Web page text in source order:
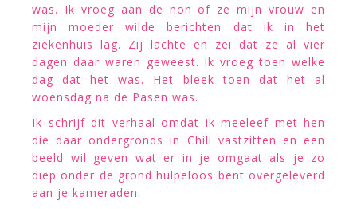
was. Ik vroeg aan de non of ze mijn vrouw en
mijn moeder wilde berichten dat ik in het
ziekenhuis lag. Zij lachte en zei dat ze al vier
dagen daar waren geweest. Ik vroeg toen welke
dag dat het was. Het bleek toen dat het al
woensdag na de Pasen was.
Ik schrijf dit verhaal omdat ik meeleef met hen
die daar ondergronds in Chili vastzitten en een
beeld wil geven wat er in je omgaat als je zo
diep onder de grond hulpeloos bent overgeleverd
aan je kameraden.